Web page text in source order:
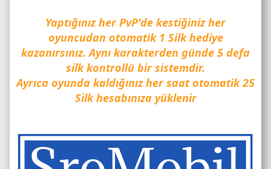
Yaptığınız her PvP'de kestiğiniz her
oyuncudan otomatik 1 Silk hediye
kazanırsınız. Aynı karakterden günde 5 defa
silk kontrollü bir sistemdir.
Ayrıca oyunda kaldığınız her saat otomatik 25
Silk hesabınıza yüklenir